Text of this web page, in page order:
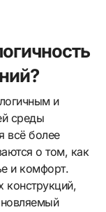
и
среды
всё более
о том, как
и комфорт.
конструкций,